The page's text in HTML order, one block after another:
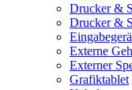
Drucker &
Drucker &
Externe
Externer
Grafiktablet